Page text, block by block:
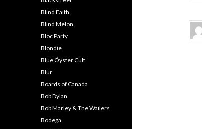
Blind Faith
Blind Melon
Bloc Party
Blondie
Blue Öyster Cult
Blur
Boards of Canada
Bob Dylan
Bob Marley & The Wailers
Bodega